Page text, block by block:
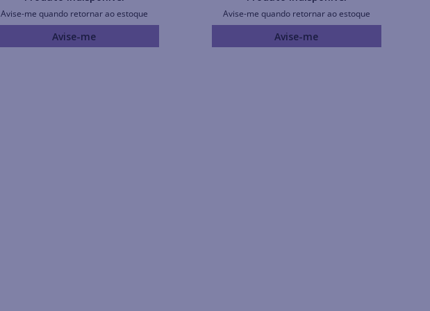
Avise-me quando retornar ao estoque
Avise-me
Avise-me quando retornar ao estoque
Avise-me